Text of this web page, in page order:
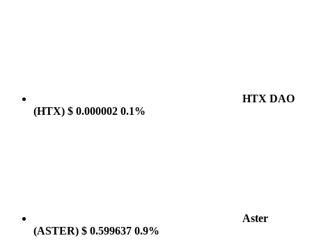
HTX DAO
(HTX) $ 0.000002 0.1%
Aster
(ASTER) $ 0.599637 0.9%